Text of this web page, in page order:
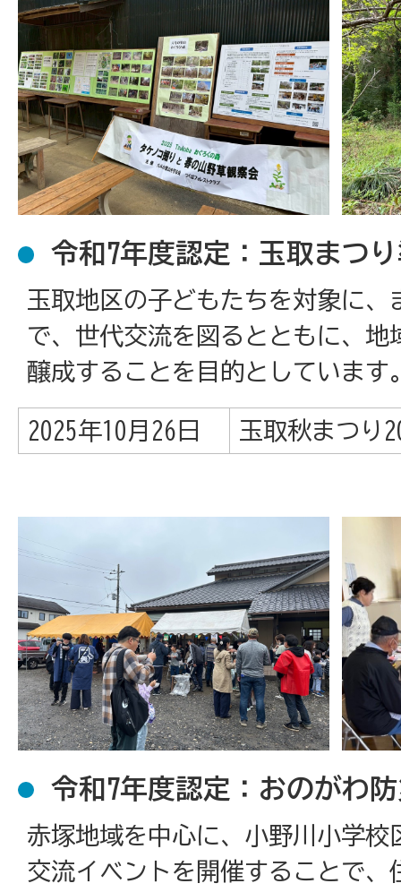
令和7年度認定：玉取まつ
玉取地区の子どもたちを対象に、
で、世代交流を図るとともに、地
醸成することを目的としています
2025年10月26日 玉取秋まつり
令和7年度認定：おのがわ
赤塚地域を中心に、小野川小学校
交流イベントを開催することで、